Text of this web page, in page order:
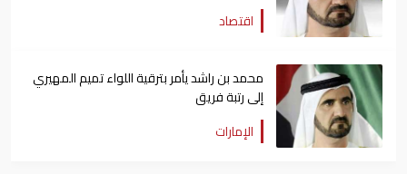
اقتصاد
محمد بن راشد يأمر بترقية اللواء تميم المهيري
إلى رتبة فريق
الإمارات